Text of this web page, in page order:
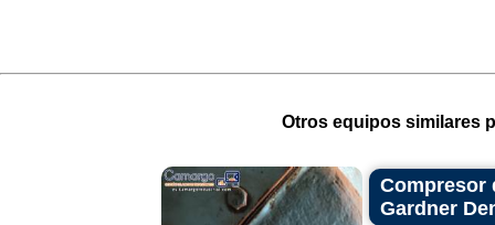
Otros equipos similares
Compresor
Gardner